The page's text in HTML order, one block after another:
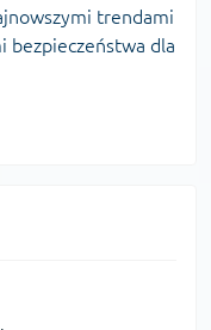
trendami
bezpieczeństwa dla